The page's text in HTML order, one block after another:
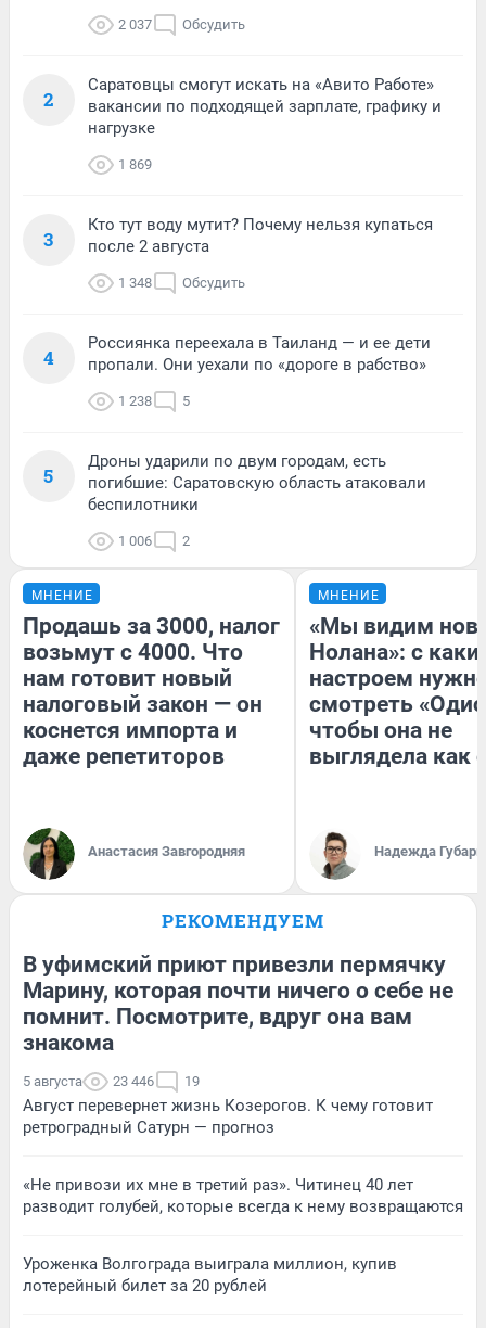
2 037 Обсудить
2
Саратовцы смогут искать на «Авито Работе»
вакансии по подходящей зарплате, графику и
нагрузке
1 869
3
Кто тут воду мутит? Почему нельзя купаться
после 2 августа
1 348 Обсудить
4
Россиянка переехала в Таиланд — и ее дети
пропали. Они уехали по «дороге в рабство»
1 238 5
5
Дроны ударили по двум городам, есть
погибшие: Саратовскую область атаковали
беспилотники
1 006 2
МНЕНИЕ
Продашь за 3000, налог
возьмут с 4000. Что
нам готовит новый
налоговый закон — он
коснется импорта и
даже репетиторов
Анастасия Завгородняя
МНЕНИЕ
«Мы видим
Нолана»: с
настроем
смотреть
чтобы она не
выглядела как
Надежда Губарь
РЕКОМЕНДУЕМ
В уфимский приют привезли пермячку
Марину, которая почти ничего о себе не
помнит. Посмотрите, вдруг она вам
знакома
5 августа 23 446 19
Август перевернет жизнь Козерогов. К чему готовит
ретроградный Сатурн — прогноз
«Не привози их мне в третий раз». Читинец 40 лет
разводит голубей, которые всегда к нему возвращаются
Уроженка Волгограда выиграла миллион, купив
лотерейный билет за 20 рублей